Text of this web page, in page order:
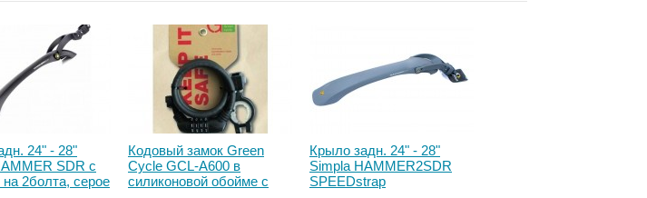
24" - 28"
SDR с
2болта, серое
Кодовый замок Green
Cycle GCL-А600 в
силиконовой обойме с
Крыло задн. 24" - 28"
Simpla HAMMER2SDR
SPEEDstrap